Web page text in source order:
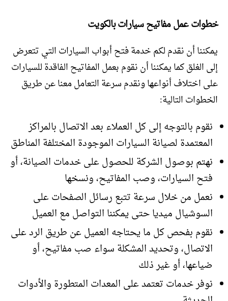
خطوات عمل مفاتيح سيارات بالكويت
يمكننا أن نقدم لكم خدمة فتح أبواب السيارات التي تتعرض
إلى الغلق كما يمكننا أن نقوم بعمل المفاتيح الفاقدة للسيارات
على اختلاف أنواعها ونقدم سرعة التعامل معنا عن طريق
الخطوات التالية:
نقوم بالتوجه إلى كل العملاء بعد الاتصال بالمراكز
المعتمدة لصيانة السيارات الموجودة المختلفة المناطق
نهتم بوصول الشركة للحصول على خدمات الصيانة، أو
فتح السيارات، وصب المفاتيح، ونسخها
نعمل من خلال سرعة تتبع رسائل الصفحات على
السوشيال ميديا حتى يمكننا التواصل مع العميل
نقوم بفحص كل ما يحتاجه العميل عن طريق الرد على
الاتصال، وتحديد المشكلة سواء صب مفاتيح، أو
ضياعها، أو غير ذلك
نوفر خدمات تعتمد على المعدات المتطورة والأدوات